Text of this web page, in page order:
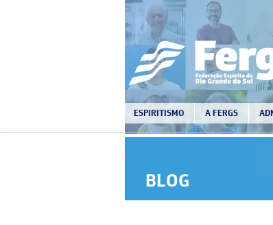
ESPIRITISMO A FERGS
BLOG